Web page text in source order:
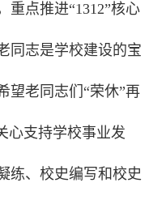
重点推进“1312”核心
同志是学校建设的宝
望老同志们“荣休”再
心支持学校事业发
练、校史编写和校史